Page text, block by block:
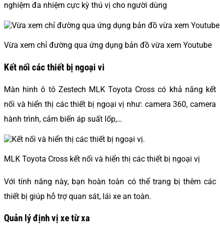
nghiệm đa nhiệm cực kỳ thú vị cho người dùng
Vừa xem chỉ đường qua ứng dụng bản đồ vừa xem Youtube
Kết nối các thiết bị ngoại vi
Màn hình ô tô Zestech MLK Toyota Cross có khả năng kết
nối và hiển thị các thiết bị ngoại vị như: camera 360, camera
hành trình, cảm biến áp suất lốp,…
MLK Toyota Cross kết nối và hiển thị các thiết bị ngoại vị
Với tính năng này, bạn hoàn toàn có thể trang bị thêm các
thiết bị giúp hỗ trợ quan sát, lái xe an toàn.
Quản lý định vị xe từ xa